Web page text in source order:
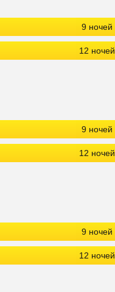
9 ночей
12 ночей
9 ночей
12 ночей
9 ночей
12 ночей